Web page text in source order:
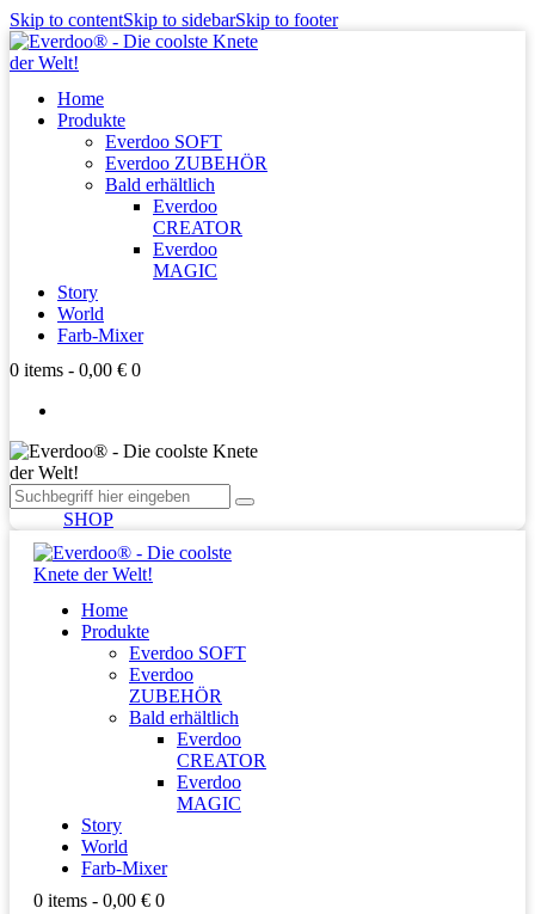
Skip to contentSkip to sidebarSkip to footer
Home
Produkte
Everdoo SOFT
Everdoo ZUBEHÖR
Bald erhältlich
Everdoo
CREATOR
Everdoo
MAGIC
Story
World
Farb-Mixer
0 items - 0,00 € 0
SHOP
Home
Produkte
Everdoo SOFT
Everdoo
ZUBEHÖR
Bald erhältlich
Everdoo
CREATOR
Everdoo
MAGIC
Story
World
Farb-Mixer
0 items - 0,00 € 0